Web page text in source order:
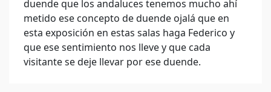
duende que los andaluces tenemos mucho ahí
metido ese concepto de duende ojalá que en
esta exposición en estas salas haga Federico y
que ese sentimiento nos lleve y que cada
visitante se deje llevar por ese duende.